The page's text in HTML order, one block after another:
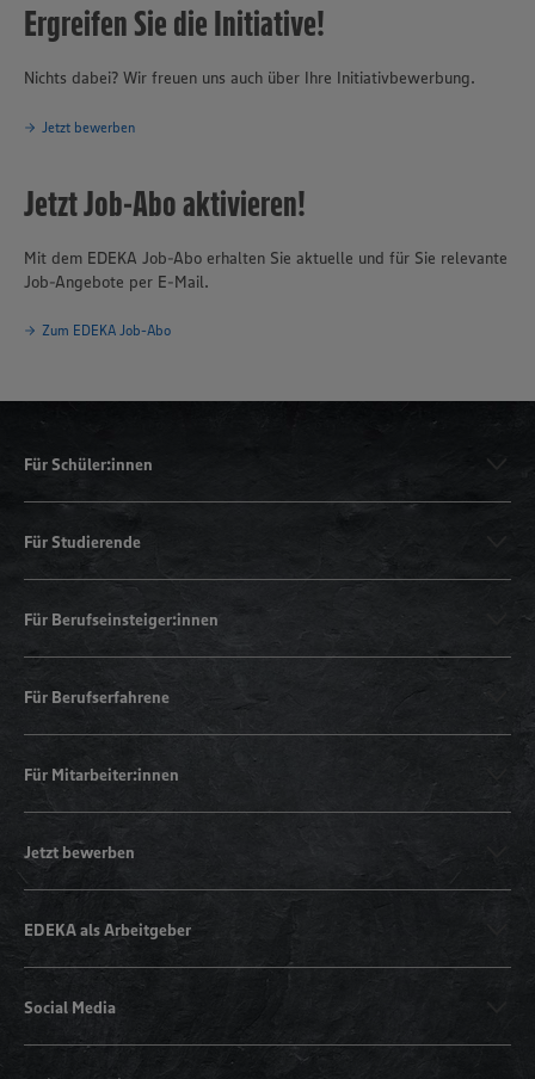
Ergreifen Sie die Initiative!
Nichts dabei? Wir freuen uns auch über Ihre Initiativbewerbung.
Jetzt bewerben
Jetzt Job-Abo aktivieren!
Mit dem EDEKA Job-Abo erhalten Sie aktuelle und für Sie relevante
Job-Angebote per E-Mail.
Zum EDEKA Job-Abo
Für Schüler:innen
Für Studierende
Für Berufseinsteiger:innen
Für Berufserfahrene
Für Mitarbeiter:innen
Jetzt bewerben
EDEKA als Arbeitgeber
Social Media